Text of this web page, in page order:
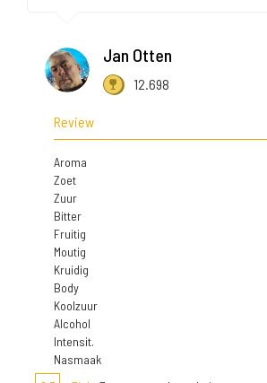
Jan Otten
12.698
Review
Aroma
Zoet
Zuur
Bitter
Fruitig
Moutig
Kruidig
Body
Koolzuur
Alcohol
Intensit.
Nasmaak